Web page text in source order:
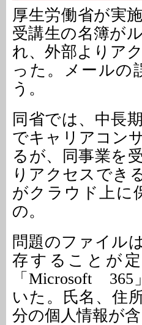
厚生労働省が実
受講生の名簿が
れ、外部よりア
った。メールの
う。
同省では、中長
でキャリアコン
るが、同事業を
りアクセスでき
がクラウド上に
の。
問題のファイル
存することが
「Microsoft 365
いた。氏名、住
分の個人情報が含